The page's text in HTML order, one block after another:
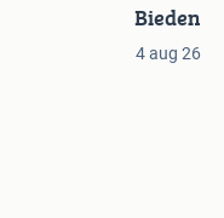
Bieden
4 aug 26